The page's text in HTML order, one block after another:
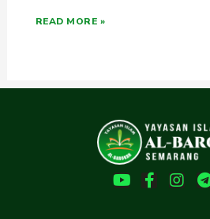
READ MORE »